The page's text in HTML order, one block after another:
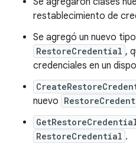
restablecimiento de
Se agregó un nuevo
RestoreCredential ,
credenciales en un
nuevo
RestoreCredential .